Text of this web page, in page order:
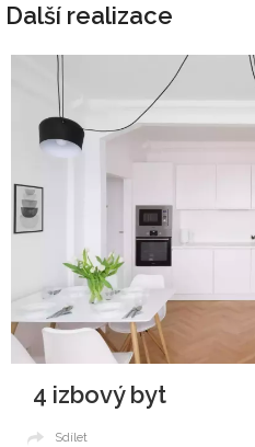
Další realizace
4 izbový byt
Sdílet